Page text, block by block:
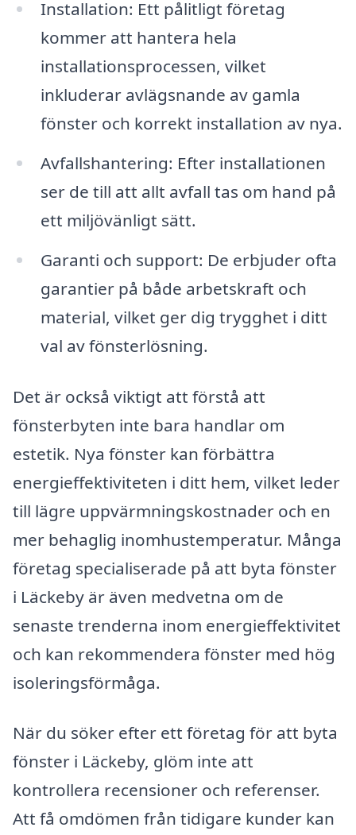
Installation: Ett pålitligt företag
kommer att hantera hela
installationsprocessen, vilket
inkluderar avlägsnande av gamla
fönster och korrekt installation av nya.
Avfallshantering: Efter installationen
ser de till att allt avfall tas om hand på
ett miljövänligt sätt.
Garanti och support: De erbjuder ofta
garantier på både arbetskraft och
material, vilket ger dig trygghet i ditt
val av fönsterlösning.
Det är också viktigt att förstå att
fönsterbyten inte bara handlar om
estetik. Nya fönster kan förbättra
energieffektiviteten i ditt hem, vilket leder
till lägre uppvärmningskostnader och en
mer behaglig inomhustemperatur. Många
företag specialiserade på att byta fönster
i Läckeby är även medvetna om de
senaste trenderna inom energieffektivitet
och kan rekommendera fönster med hög
isoleringsförmåga.
När du söker efter ett företag för att byta
fönster i Läckeby, glöm inte att
kontrollera recensioner och referenser.
Att få omdömen från tidigare kunder kan